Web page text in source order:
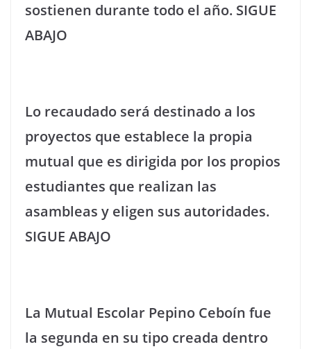
sostienen durante todo el año. SIGUE
ABAJO
Lo recaudado será destinado a los
proyectos que establece la propia
mutual que es dirigida por los propios
estudiantes que realizan las
asambleas y eligen sus autoridades.
SIGUE ABAJO
La Mutual Escolar Pepino Ceboín fue
la segunda en su tipo creada dentro